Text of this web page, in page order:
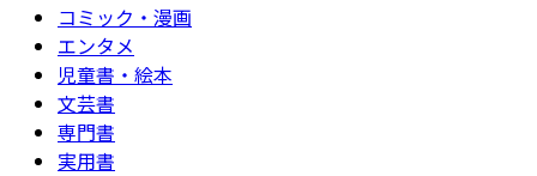
コミック・漫画
エンタメ
児童書・絵本
文芸書
専門書
実用書